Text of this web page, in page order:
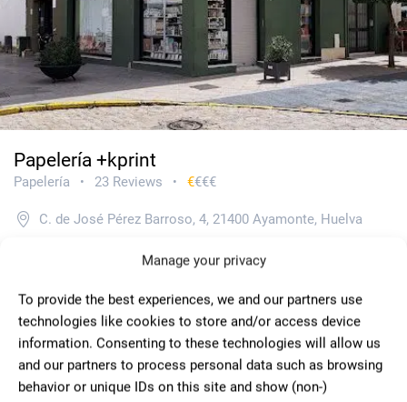
Manage your privacy
To provide the best experiences, we and our partners use
technologies like cookies to store and/or access device
information. Consenting to these technologies will allow us
and our partners to process personal data such as browsing
behavior or unique IDs on this site and show (non-)
Papelería +kprint
Papelería • 23 Reviews • €€€€
C. de José Pérez Barroso, 4, 21400 Ayamonte, Huelva
ABIERTO
4.81